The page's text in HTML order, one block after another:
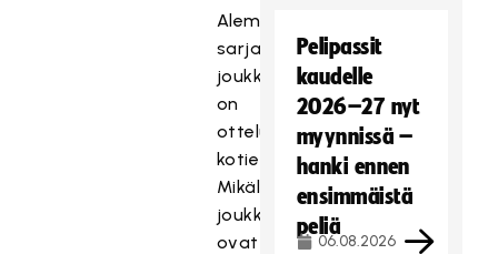
Alemman
sarjatason
joukkueella
on
ottelupareissa
kotietu.
Mikäli
joukkueet
ovat
Pelipassit
kaudelle
2026–27 nyt
myynnissä –
hanki ennen
ensimmäistä
peliä
06.08.2026